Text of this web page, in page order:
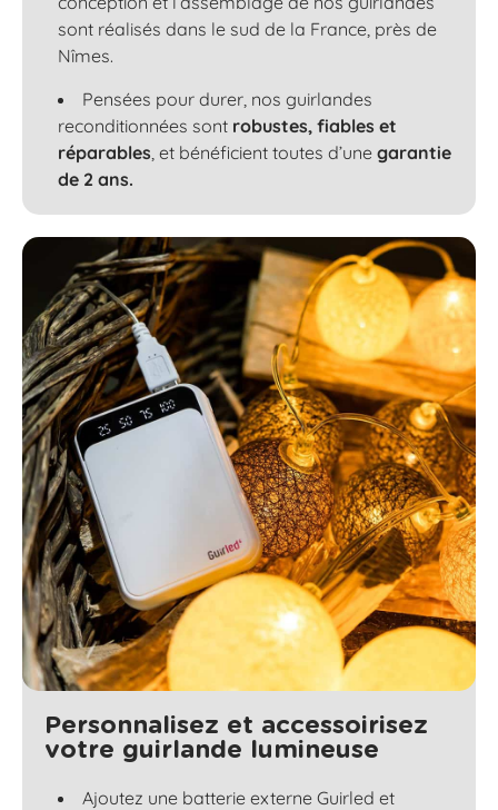
sont réalisés dans le sud de la France, près de
Nîmes.
Pensées pour durer, nos guirlandes
reconditionnées sont robustes, fiables et
réparables, et bénéficient toutes d’une garantie
de 2 ans.
Personnalisez et accessoirisez
votre guirlande lumineuse
Ajoutez une batterie externe Guirled et